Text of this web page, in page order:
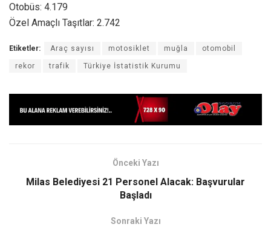
Otobüs: 4.179
Özel Amaçlı Taşıtlar: 2.742
Etiketler: Araç sayısı motosiklet muğla otomobil
rekor trafik Türkiye İstatistik Kurumu
Önceki Yazı
Milas Belediyesi 21 Personel Alacak: Başvurular
Başladı
Sonraki Yazı